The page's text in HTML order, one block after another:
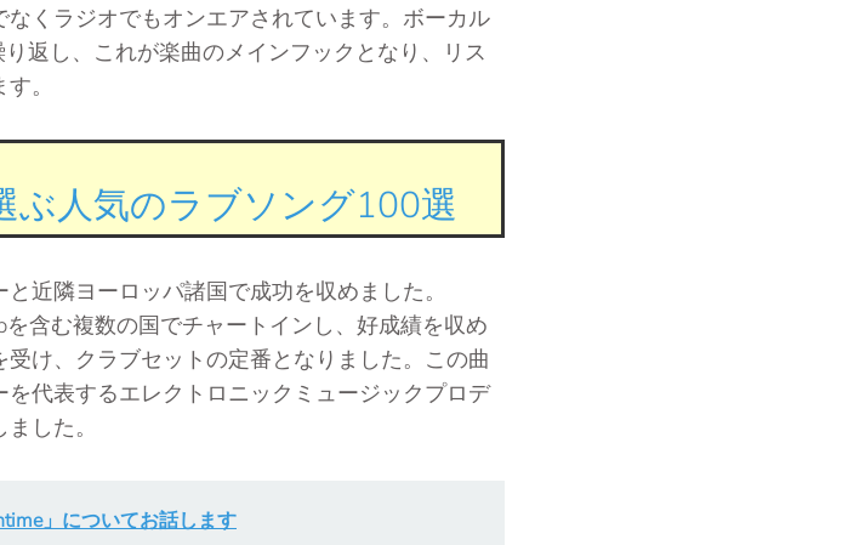
くラジオでもオンエアされています。ボーカル
返し、これが楽曲のメインフックとなり、リス
。
ぶ人気のラブソング100選
近隣ヨーロッパ諸国で成功を収めました。
含む複数の国でチャートインし、好成績を収め
け、クラブセットの定番となりました。この曲
代表するエレクトロニックミュージックプロデ
した。
」についてお話します